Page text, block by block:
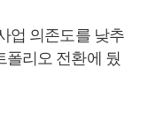
업 의존도를 낮추
폴리오 전환에 뒀